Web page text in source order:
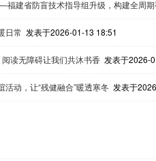
福建省防盲技术指导组升级，构建全周
日常 发表于2026-01-13 18:51
读无障碍让我们共沐书香 发表于2026-
活动，让“残健融合”暖透寒冬 发表于